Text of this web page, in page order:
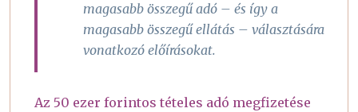
magasabb összegű adó – és így a
magasabb összegű ellátás – választására
vonatkozó előírásokat.
Az 50 ezer forintos tételes adó megfizetése